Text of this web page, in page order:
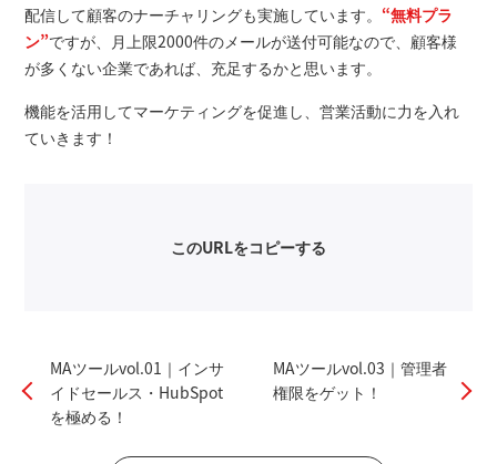
配信して顧客のナーチャリングも実施しています。 “無料プラ
ン”ですが、月上限2000件のメールが送付可能なので、顧客様
が多くない企業であれば、充足するかと思います。
機能を活用してマーケティングを促進し、営業活動に力を入れ
ていきます！
このURLをコピーする
MAツールvol.01｜インサ
イドセールス・HubSpot
を極める！
MAツールvol.03｜管理者
権限をゲット！